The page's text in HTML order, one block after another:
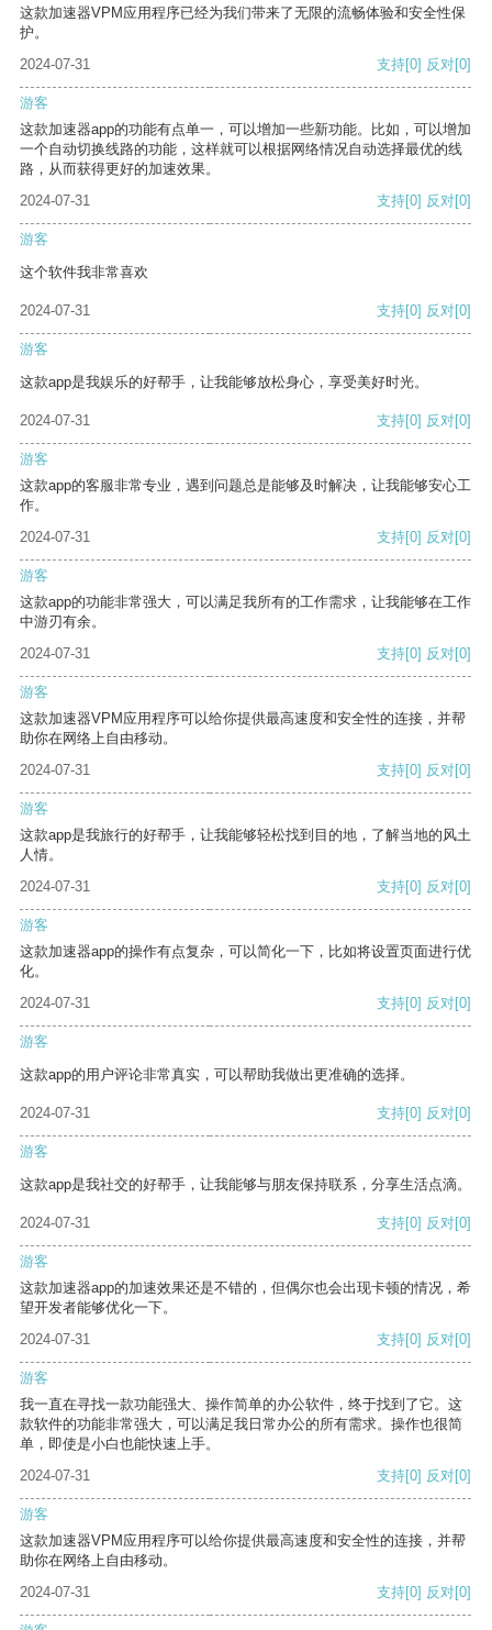
这款加速器VPM应用程序已经为我们带来了无限的流畅体验和安全性保
护。
2024-07-31
支持[0] 反对[0]
游客
这款加速器app的功能有点单一，可以增加一些新功能。比如，可以增加
一个自动切换线路的功能，这样就可以根据网络情况自动选择最优的线
路，从而获得更好的加速效果。
2024-07-31
支持[0] 反对[0]
游客
这个软件我非常喜欢
2024-07-31 支持[0] 反对[0]
游客
这款app是我娱乐的好帮手，让我能够放松身心，享受美好时光。
2024-07-31 支持[0] 反对[0]
游客
这款app的客服非常专业，遇到问题总是能够及时解决，让我能够安心工
作。
2024-07-31
支持[0] 反对[0]
游客
这款app的功能非常强大，可以满足我所有的工作需求，让我能够在工作
中游刃有余。
2024-07-31
支持[0] 反对[0]
游客
这款加速器VPM应用程序可以给你提供最高速度和安全性的连接，并帮
助你在网络上自由移动。
2024-07-31
支持[0] 反对[0]
游客
这款app是我旅行的好帮手，让我能够轻松找到目的地，了解当地的风土
人情。
2024-07-31
支持[0] 反对[0]
游客
这款加速器app的操作有点复杂，可以简化一下，比如将设置页面进行优
化。
2024-07-31
支持[0] 反对[0]
游客
这款app的用户评论非常真实，可以帮助我做出更准确的选择。
2024-07-31 支持[0] 反对[0]
游客
这款app是我社交的好帮手，让我能够与朋友保持联系，分享生活点滴。
2024-07-31 支持[0] 反对[0]
游客
这款加速器app的加速效果还是不错的，但偶尔也会出现卡顿的情况，希
望开发者能够优化一下。
2024-07-31
支持[0] 反对[0]
游客
我一直在寻找一款功能强大、操作简单的办公软件，终于找到了它。这
款软件的功能非常强大，可以满足我日常办公的所有需求。操作也很简
单，即使是小白也能快速上手。
2024-07-31
支持[0] 反对[0]
游客
这款加速器VPM应用程序可以给你提供最高速度和安全性的连接，并帮
助你在网络上自由移动。
2024-07-31
支持[0] 反对[0]